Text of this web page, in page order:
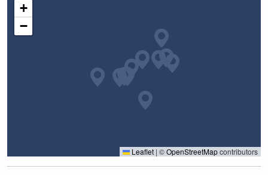
+
−
Leaflet | ©OpenStreetMapcontributors